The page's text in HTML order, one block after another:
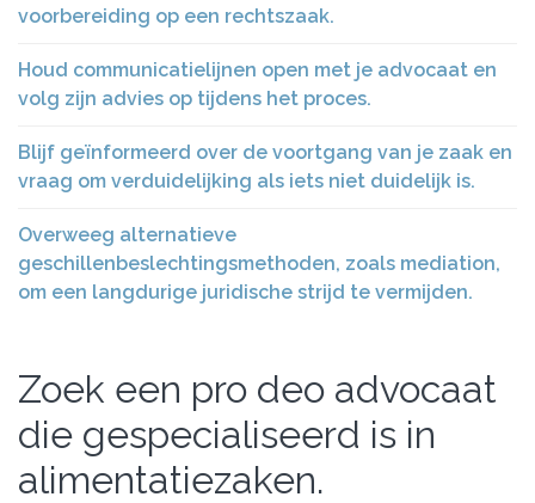
voorbereiding op een rechtszaak.
Houd communicatielijnen open met je advocaat en
volg zijn advies op tijdens het proces.
Blijf geïnformeerd over de voortgang van je zaak en
vraag om verduidelijking als iets niet duidelijk is.
Overweeg alternatieve
geschillenbeslechtingsmethoden, zoals mediation,
om een langdurige juridische strijd te vermijden.
Zoek een pro deo advocaat
die gespecialiseerd is in
alimentatiezaken.